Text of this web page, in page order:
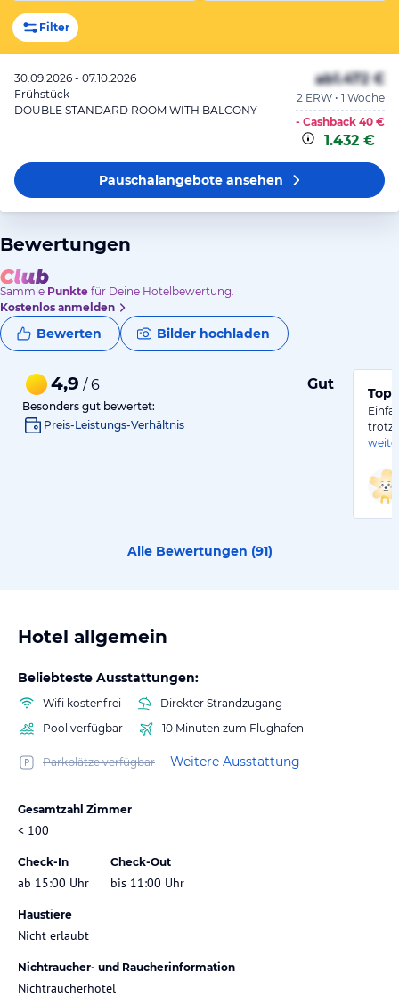
Filter
30.09.2026 - 07.10.2026
Frühstück
DOUBLE STANDARD ROOM WITH BALCONY
ab1.472 €
2 ERW • 1 Woche
- Cashback 40 €
1.432 €
Pauschalangeboteansehen
Bewertungen
Sammle Punkte für Deine Hotelbewertung.
Kostenlos anmelden
Bewerten Bilder hochladen
4,9 / 6 Gut
Besonders gut bewertet:
Preis-Leistungs-Verhältnis
Top
Alle Bewertungen (91)
Hotel allgemein
Beliebteste Ausstattungen:
Wifi kostenfrei
Direkter Strandzugang
Pool verfügbar
10 Minuten zum Flughafen
Parkplätze verfügbar Weitere Ausstattung
Gesamtzahl Zimmer
< 100
Check-In
ab 15:00 Uhr
Check-Out
bis 11:00 Uhr
Haustiere
Nicht erlaubt
Nichtraucher- und Raucherinformation
Nichtraucherhotel